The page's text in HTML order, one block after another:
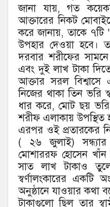
জানা যায়, গত
আক্তারের নিকট
করে জানায়, তাকে ৭টি
উপহার দেওয়া হবে।
দরবার শরীফের
এবং দুই লাখ টাকা
আক্তার সরল বিশ্বাসে
নিজের থাকা তিন ভরি
ধার করে, মোট ছয় ভরি
শরীফ এলাকায় উপস্থিত
এরপর ওই প্রতারকের
( ২৬ জুলাই)
মোশাররফ হোসেন খাঁন
সাত লাখ টাকাও
স্বর্ণালংকারের একটি
অনুষ্ঠানে যাওয়ার কথা
টাকাগুলো ছিল তার